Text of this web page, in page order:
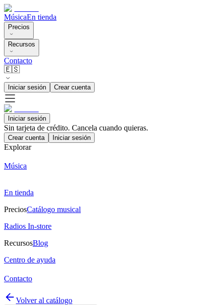
MúsicaEn tienda
Precios
Recursos
Contacto
🇪🇸
Iniciar sesión Crear cuenta
Iniciar sesión
Sin tarjeta de crédito. Cancela cuando quieras.
Crear cuenta Iniciar sesión
Explorar
Música
En tienda
PreciosCatálogo musical
Radios In-store
RecursosBlog
Centro de ayuda
Contacto
Volver al catálogo